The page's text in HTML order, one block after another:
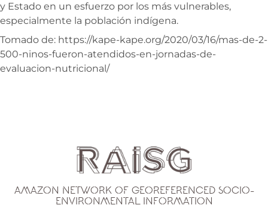
y Estado en un esfuerzo por los más vulnerables,
especialmente la población indígena.
Tomado de: https://kape-kape.org/2020/03/16/mas-de-2-
500-ninos-fueron-atendidos-en-jornadas-de-
evaluacion-nutricional/
Amazon Network of Georeferenced Socio-
Environmental Information